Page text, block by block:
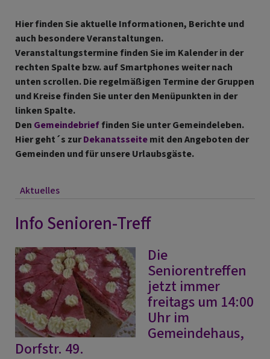
Hier finden Sie aktuelle Informationen, Berichte und
auch besondere Veranstaltungen.
Veranstaltungstermine finden Sie im Kalender in der
rechten Spalte bzw. auf Smartphones weiter nach
unten scrollen. Die regelmäßigen Termine der Gruppen
und Kreise finden Sie unter den Menüpunkten in der
linken Spalte.
Den Gemeindebrieffinden Sie unter Gemeindeleben.
Hier geht´s zurDekanatsseitemit den Angeboten der
Gemeinden und für unsere Urlaubsgäste.
Aktuelles
Info Senioren-Treff
Die
Seniorentreffen
jetzt immer
freitags um 14:00
Uhr im
Gemeindehaus,
Dorfstr. 49.